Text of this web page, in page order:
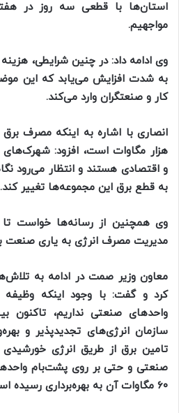
استان‌ها با قطعی سه روز در
مواجهیم.
وی ادامه داد: در چنین شرایطی،
به شدت افزایش می‌یابد که این
کار و صنعتگران وارد می‌کند.
هزار مگاوات است، افزود: شهرک‌های
و اقتصادی هستند و انتظار می‌رود
به قطع برق این مجموعه‌ها تغییر کند.
وی همچنین از رسانه‌ها خواست تا
مدیریت مصرف انرژی به یاری صنعت
معاون وزیر صمت در ادامه به
کرد و گفت: با وجود اینکه وظیفه
سازمان انرژی‌های تجدیدپذیر و
تامین برق از طریق انرژی
صنعتی و حتی بر روی پشت‌بام
۶۰ مگاوات آن به بهره‌برداری رسیده است.